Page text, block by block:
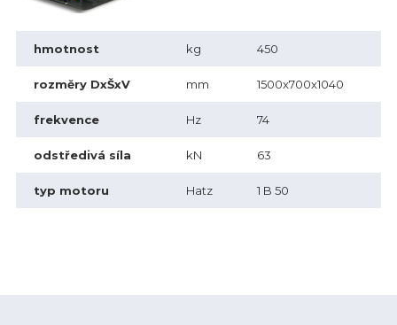
hmotnost kg 450
rozměry DxŠxV mm 1500x700x1040
frekvence Hz 74
odstředivá síla kN 63
typ motoru Hatz 1 B 50